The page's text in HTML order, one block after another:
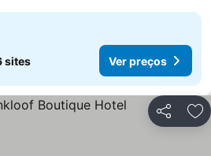
sites Ver preços
Partilhar